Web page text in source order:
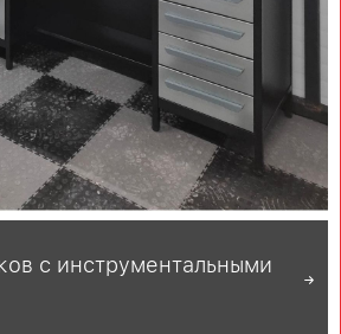
с инструментальными